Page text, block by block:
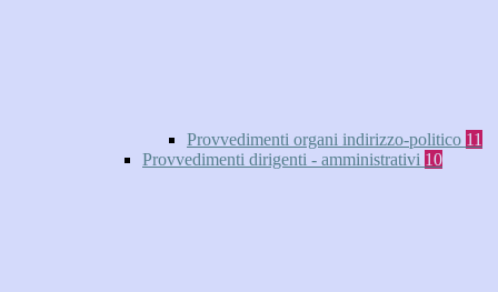
Provvedimenti organi indirizzo-politico 11
Provvedimenti dirigenti - amministrativi 10